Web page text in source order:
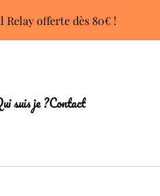
offerte dès 80€ !
suis je ?Contact